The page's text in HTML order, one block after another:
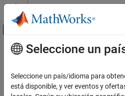
Saltar al contenido
Mostrar/ocultar menú
Inicio de Documentación
Contenido principal
Seleccione un
Seleccione un país/idioma para
está disponible, y ver eventos y